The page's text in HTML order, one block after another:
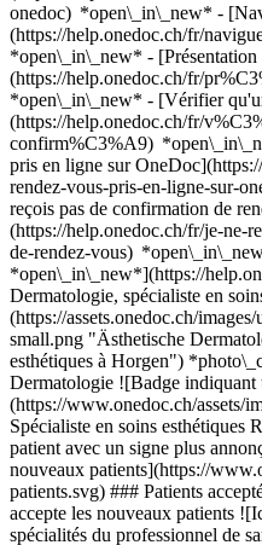
onedoc) *open\_in\_new* -
(https://help.onedoc.ch/fr/
*open\_in\_new* -
(https://help.onedoc.ch/fr/
*open\_in\_new* - [Vérifier
(https://help.onedoc.ch/fr/
confirm%C3%A9)
pris en ligne sur
rendez-vous-pris-en-ligne-sur-
reçois pas de confirmation de
(https://help.onedoc.ch/fr/je-ne-
de-rendez-vous)
*open\_in\_new*](https://
Dermatologie, spécialiste en
(https://assets.onedoc.ch/
small.png "Ästhetische
esthétiques à Horgen")
Dermatologie ![Badge
(https://www.onedoc.ch/assets/
Spécialiste en soins esthétiques
patient avec un signe plus
nouveaux patients](https://
patients.svg) ### Patients
accepte les nouveaux patients
spécialités du professionnel de